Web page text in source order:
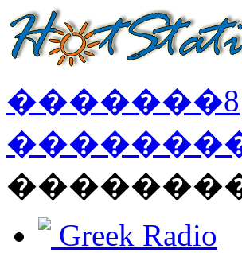
�������8
Greek Radio